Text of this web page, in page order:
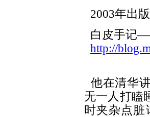
2003年出
白皮手记
http://
他在清华
无一人打瞌
时夹杂点脏